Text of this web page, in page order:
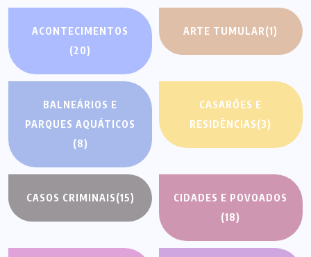
ACONTECIMENTOS
(20)
ARTE TUMULAR(1)
BALNEÁRIOS E
PARQUES AQUÁTICOS
(8)
CASARÕES E
RESIDÊNCIAS(3)
CASOS CRIMINAIS(15)
CIDADES E POVOADOS
(18)